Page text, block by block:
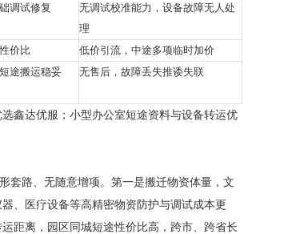
调试修复
无调试校准能力，设备故障无人处
理
价比
低价引流，中途多项临时加价
途搬运稳妥 无售后，故障丢失推诿失联
鑫达优服；小型办公室短途资料与设备转运优
路、无随意增项。第一是搬迁物资体量，文
、医疗设备等高精密物资防护与调试成本更
距离，园区同城短途性价比高，跨市、跨省长